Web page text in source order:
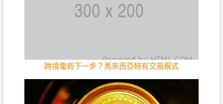
跨境電商下一步？馬來西亞特有交易模式